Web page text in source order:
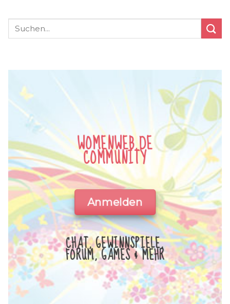
WOMENWEB.DE
COMMUNITY
Anmelden
CHAT, GEWINNSPIELE,
FORUM, GAMES & MEHR